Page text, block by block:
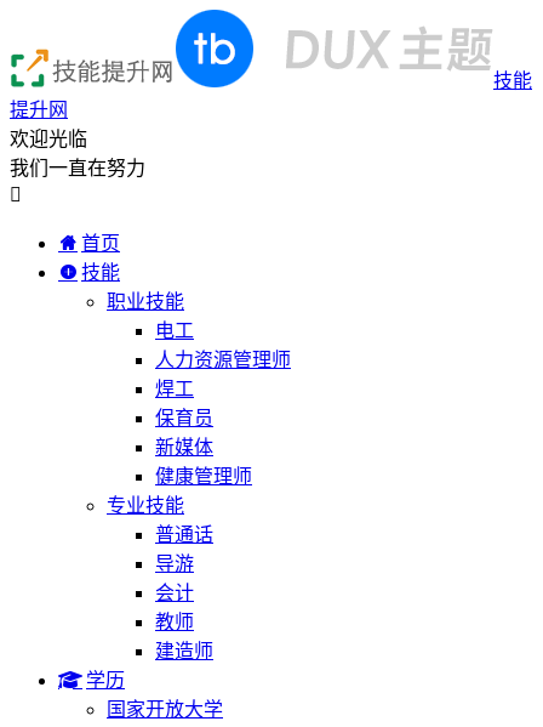
技能
提升网
欢迎光临
我们一直在努力

首页
技能
职业技能
电工
人力资源管理师
焊工
保育员
新媒体
健康管理师
专业技能
普通话
导游
会计
教师
建造师
学历
国家开放大学